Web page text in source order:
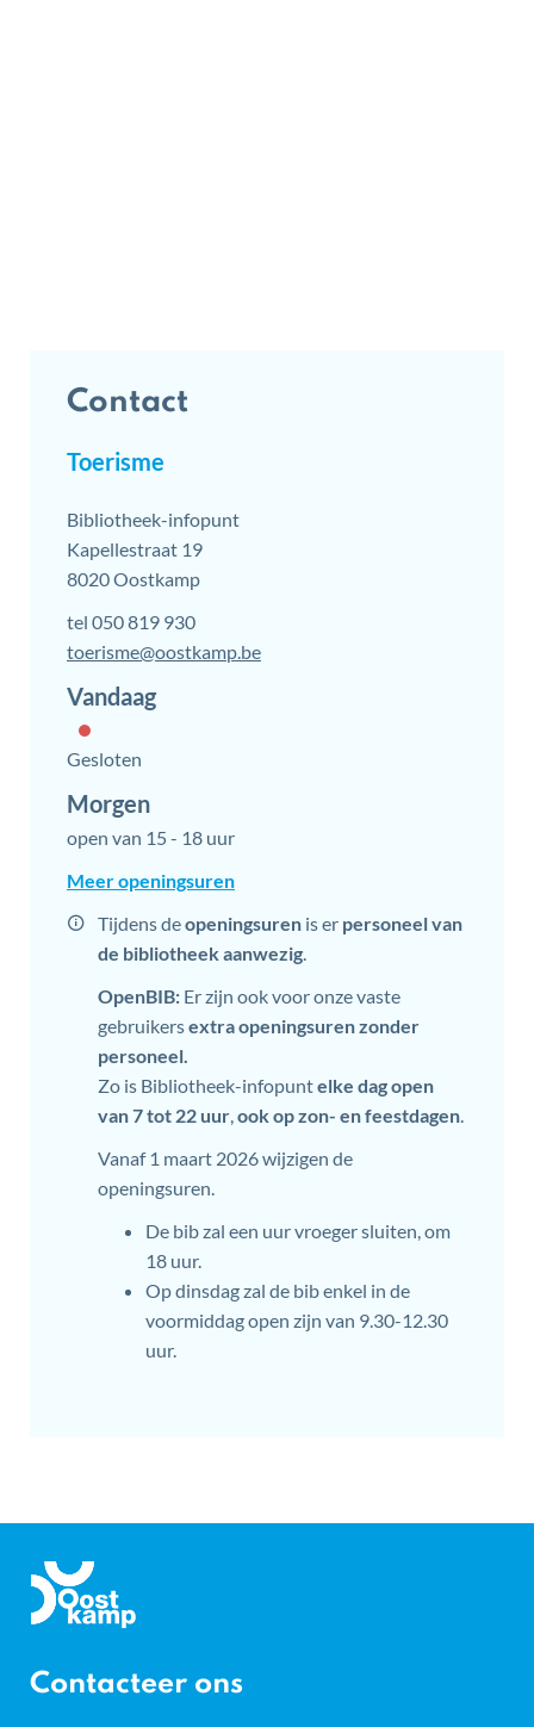
Contact
Toerisme
Adres
Bibliotheek-infopunt
Kapellestraat 19
,8020Oostkamp
tel 050 819 930
E-
toerisme@oostkamp.be
Vandaag
Gesloten
Morgen
open van 15- 18 uur
Meer openingsurenToerisme
Tijdens deopeningsuren is er personeel van
de bibliotheek aanwezig
OpenBIB: Er zijn ook voor onze vaste
gebruikersextra openingsuren zonder
personeel
Zo is Bibliotheek-infopuntelke dag open
van 7 tot 22 uur ook op zon- en feestdagen
Vanaf 1 maart 2026 wijzigen de
openingsuren.
De bib zal een uur vroeger sluiten, om
18 uur.
Op dinsdag zal de bib enkel in de
voormiddag open zijn van 9.30-12.30
uur.
Gemeente
Oostkamp
Contacteer ons